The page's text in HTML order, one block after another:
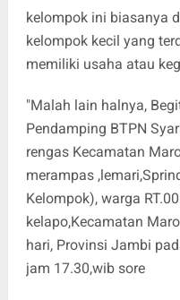
kelompok ini biasanya
kelompok kecil yang
memiliki usaha atau
"Malah lain halnya,
Pendamping BTPN
rengas Kecamatan
merampas
Kelompok), warga
kelapo,Kecamatan
hari, Provinsi Jambi
jam 17.30,wib sore